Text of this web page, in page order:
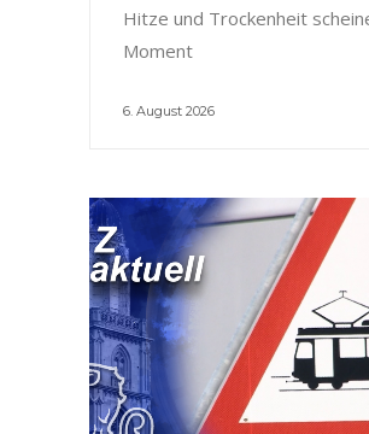
Hitze und Trockenheit
Moment
6. August 2026